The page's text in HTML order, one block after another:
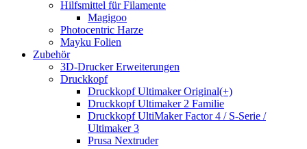
Hilfsmittel für Filamente
Magigoo
Photocentric Harze
Mayku Folien
Zubehör
3D-Drucker Erweiterungen
Druckkopf
Druckkopf Ultimaker Original(+)
Druckkopf Ultimaker 2 Familie
Druckkopf UltiMaker Factor 4 / S-Serie /
Ultimaker 3
Prusa Nextruder